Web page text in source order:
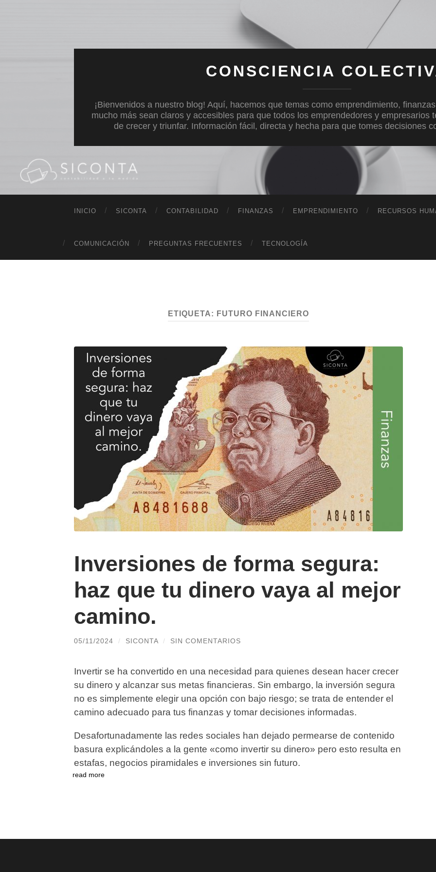
CONSCIENCIA
¡Bienvenidos a nuestro blog! Aquí, hacemos que temas como emprendimiento,
mucho más sean claros y accesibles para que todos los emprendedores y empresarios
de crecer y triunfar. Información fácil, directa y hecha para que tomes decisiones
INICIO SICONTA CONTABILIDAD FINANZAS EMPRENDIMIENTO RECURSOS
COMUNICACIÓN PREGUNTAS FRECUENTES TECNOLOGÍA
ETIQUETA: FUTURO FINANCIERO
Inversiones de forma segura:
haz que tu dinero vaya al mejor
camino.
05/11/2024 / SICONTA / SIN COMENTARIOS
Invertir se ha convertido en una necesidad para quienes desean hacer crecer
su dinero y alcanzar sus metas financieras. Sin embargo, la inversión segura
no es simplemente elegir una opción con bajo riesgo; se trata de entender el
camino adecuado para tus finanzas y tomar decisiones informadas.
Desafortunadamente las redes sociales han dejado permearse de contenido
basura explicándoles a la gente «como invertir su dinero» pero esto resulta en
estafas, negocios piramidales e inversiones sin futuro.
read more